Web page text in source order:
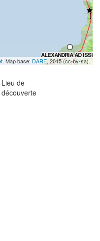
. Map base: DARE, 2015 (cc-by-sa).
Lieu de
découverte